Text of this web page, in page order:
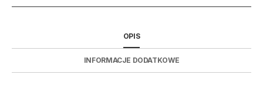
OPIS
INFORMACJE DODATKOWE